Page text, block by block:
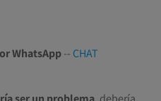
WhatsApp-- CHAT